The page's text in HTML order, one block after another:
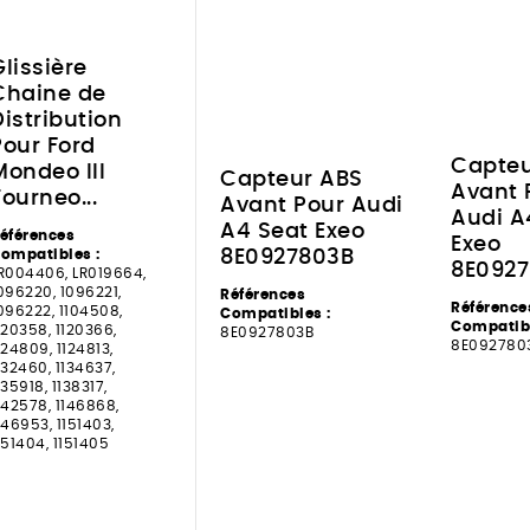
de
Ford
III
:
LR019664,
1096221,
1104508,
1120366,
1124813,
1134637,
1138317,
1146868,
1151403,
1151405
Capteur ABS
Avant Pour Audi
A4 Seat Exeo
8E0927803B
Références
Compatibles :
8E0927803B
Avant
Audi
Exeo